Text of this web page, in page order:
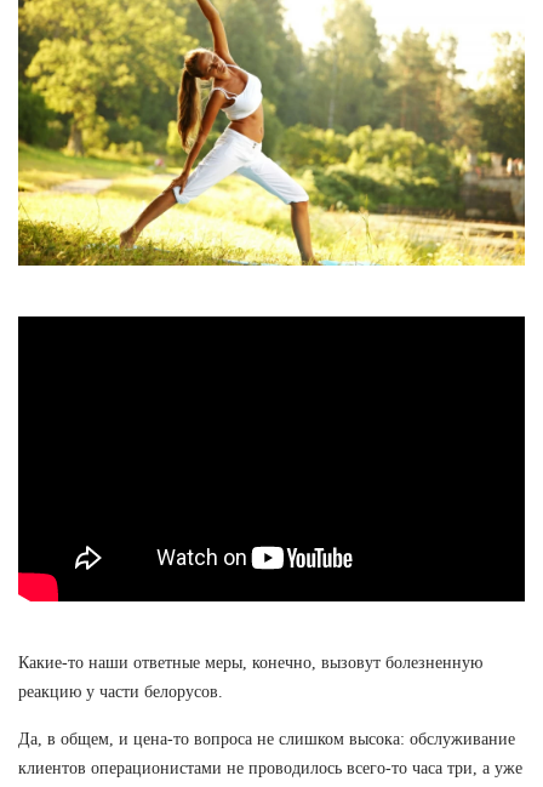
Какие-то наши ответные меры, конечно, вызовут болезненную
реакцию у части белорусов.
Да, в общем, и цена-то вопроса не слишком высока: обслуживание
клиентов операционистами не проводилось всего-то часа три, а уже